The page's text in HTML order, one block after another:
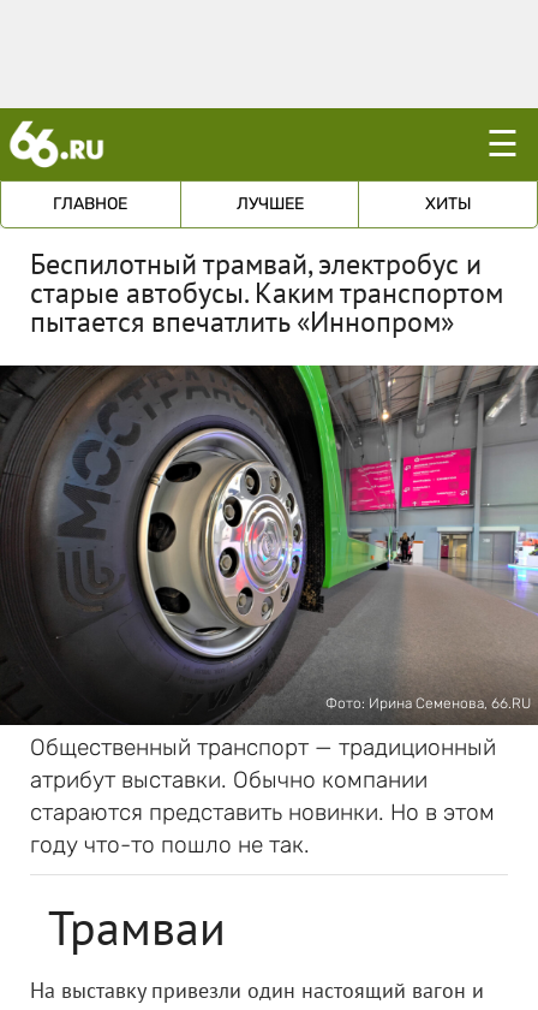
☰
ГЛАВНОЕ ЛУЧШЕЕ ХИТЫ
Беспилотный трамвай, электробус и
старые автобусы. Каким транспортом
пытается впечатлить «Иннопром»
Фото: Ирина Семенова, 66.RU
Общественный транспорт — традиционный
атрибут выставки. Обычно компании
стараются представить новинки. Но в этом
году что-то пошло не так.
Трамваи
На выставку привезли один настоящий вагон и